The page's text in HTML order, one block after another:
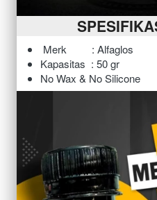
Merk         : Alfaglos
Kapasitas  : 50 gr
No Wax & No Silicone